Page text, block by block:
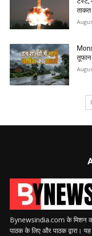
ताकत
तूफान
Bynewsindia.com के मिशन को
पाठक के लिए और पाठक द्वारा।